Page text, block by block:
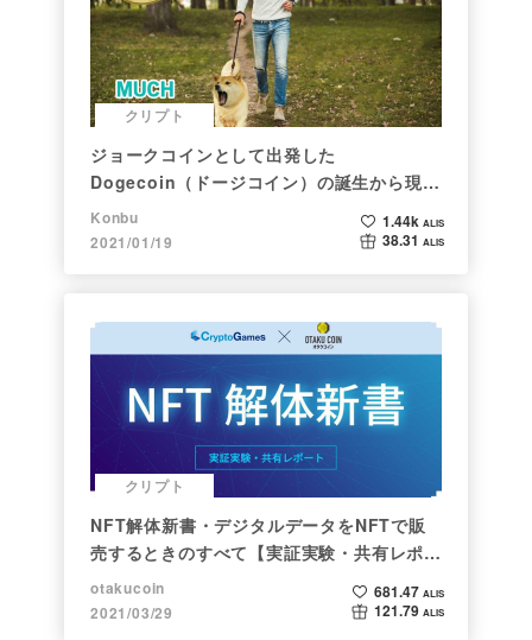
クリプト
ジョークコインとして出発した
Dogecoin（ドージコイン）の誕生から現在
まで。注目される非証券性🐶
Konbu
2021/01/19
1.44k ALIS
38.31 ALIS
クリプト
NFT解体新書・デジタルデータをNFTで販
売するときのすべて【実証実験・共有レポー
ト】
otakucoin
2021/03/29
681.47 ALIS
121.79 ALIS